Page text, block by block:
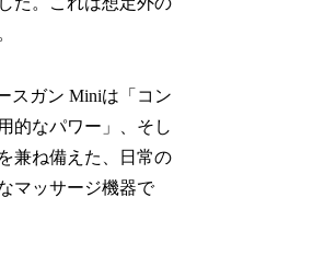
スガン Miniは「コン
的なパワー」、そし
兼ね備えた、日常の
マッサージ機器で